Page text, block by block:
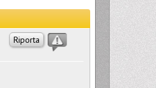
Riporta